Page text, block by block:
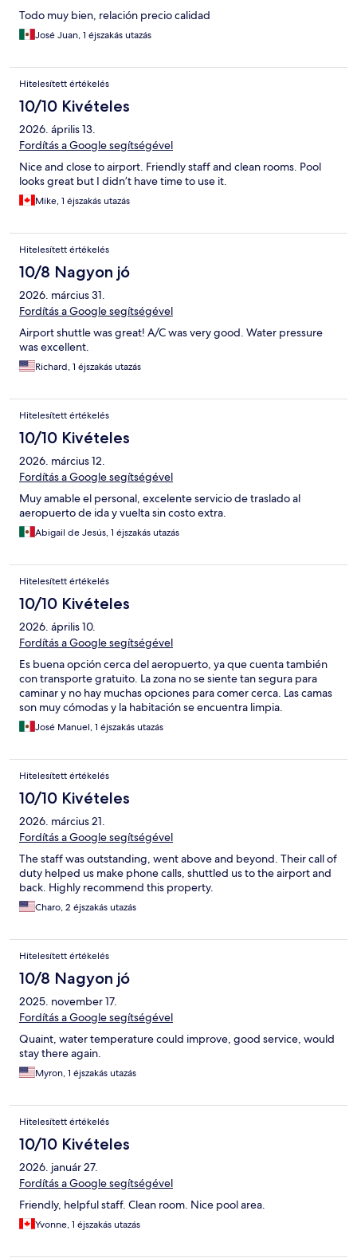
Todo muy bien, relación precio calidad
José Juan, 1 éjszakás utazás
Hitelesített értékelés
10/10 Kivételes
2026. április 13.
Fordítás a Google segítségével
Nice and close to airport. Friendly staff and clean rooms. Pool
looks great but I didn’t have time to use it.
Mike, 1 éjszakás utazás
Hitelesített értékelés
10/8 Nagyon jó
2026. március 31.
Fordítás a Google segítségével
Airport shuttle was great! A/C was very good. Water pressure
was excellent.
Richard, 1 éjszakás utazás
Hitelesített értékelés
10/10 Kivételes
2026. március 12.
Fordítás a Google segítségével
Muy amable el personal, excelente servicio de traslado al
aeropuerto de ida y vuelta sin costo extra.
Abigail de Jesús, 1 éjszakás utazás
Hitelesített értékelés
10/10 Kivételes
2026. április 10.
Fordítás a Google segítségével
Es buena opción cerca del aeropuerto, ya que cuenta también
con transporte gratuito. La zona no se siente tan segura para
caminar y no hay muchas opciones para comer cerca. Las camas
son muy cómodas y la habitación se encuentra limpia.
José Manuel, 1 éjszakás utazás
Hitelesített értékelés
10/10 Kivételes
2026. március 21.
Fordítás a Google segítségével
The staff was outstanding, went above and beyond. Their call of
duty helped us make phone calls, shuttled us to the airport and
back. Highly recommend this property.
Charo, 2 éjszakás utazás
Hitelesített értékelés
10/8 Nagyon jó
2025. november 17.
Fordítás a Google segítségével
Quaint, water temperature could improve, good service, would
stay there again.
Myron, 1 éjszakás utazás
Hitelesített értékelés
10/10 Kivételes
2026. január 27.
Fordítás a Google segítségével
Friendly, helpful staff. Clean room. Nice pool area.
Yvonne, 1 éjszakás utazás